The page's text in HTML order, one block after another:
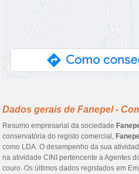
Dados gerais de Fanepel -
Resumo empresarial da sociedade
conservatória do registo comercial,
como LDA. O desempenho da sua
na atividade CINI pertencente a Agentes
couro. Os últimos dados registados em